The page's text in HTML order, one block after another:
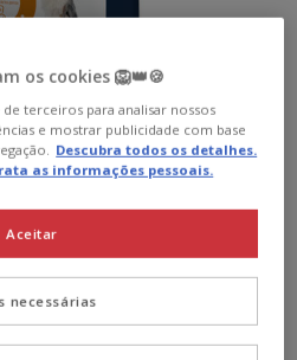
2 x 12 kg
os cookies 🦁👑🍪
terceiros para analisar nossos
e mostrar publicidade com base
Descubra todos os detalhes.
as informações pessoais.
necessárias
Aceitar